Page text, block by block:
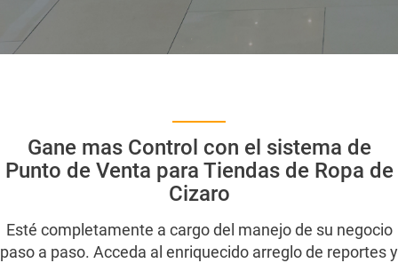
Gane mas Control con el sistema de
Punto de Venta para Tiendas de Ropa de
Cizaro
Esté completamente a cargo del manejo de su negocio
paso a paso. Acceda al enriquecido arreglo de reportes y